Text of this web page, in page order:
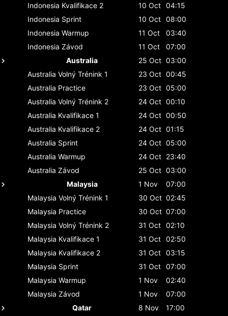
Indonesia Kvalifikace 2 10 Oct 04:15
Indonesia Sprint 10 Oct 08:00
Indonesia Warmup 11 Oct
03:40
Indonesia Závod 11 Oct
07:00
Australia
25 Oct 03:00
Australia Volný Trénink 1 23 Oct 00:45
Australia Practice 23 Oct 05:00
Australia Volný Trénink 2 24 Oct 00:10
Australia Kvalifikace 1 24 Oct 00:50
Australia Kvalifikace 2 24 Oct 01:15
Australia Sprint 24 Oct 05:00
Australia Warmup 24 Oct 23:40
Australia Závod 25 Oct 03:00
Malaysia
1 Nov
07:00
Malaysia Volný Trénink 1 30 Oct 02:45
Malaysia Practice 30 Oct 07:00
Malaysia Volný Trénink 2 31 Oct 02:10
Malaysia Kvalifikace 1 31 Oct 02:50
Malaysia Kvalifikace 2 31 Oct 03:15
Malaysia Sprint 31 Oct 07:00
Malaysia Warmup 1 Nov
02:40
Malaysia Závod 1 Nov
07:00
Qatar
8 Nov
17:00